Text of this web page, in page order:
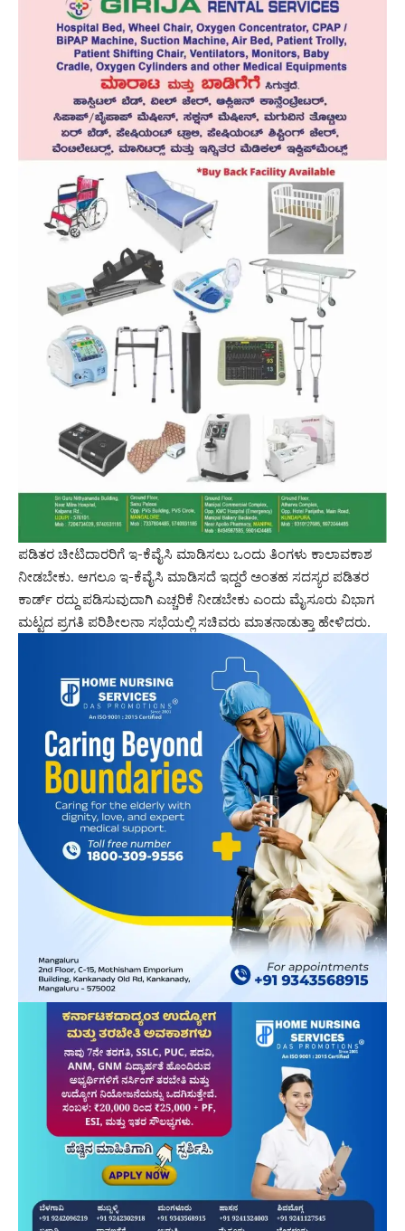
ಪಡಿತರ ಚೀಟಿದಾರರಿಗೆ ಇ-ಕೆವೈಸಿ ಮಾಡಿಸಲು ಒಂದು ತಿಂಗಳು ಕಾಲಾವಕಾಶ
ನೀಡಬೇಕು. ಆಗಲೂ ಇ-ಕೆವೈಸಿ ಮಾಡಿಸದೆ ಇದ್ದರೆ ಅಂತಹ ಸದಸ್ಯರ ಪಡಿತರ
ಕಾರ್ಡ್ ರದ್ದು ಪಡಿಸುವುದಾಗಿ ಎಚ್ಚರಿಕೆ ನೀಡಬೇಕು ಎಂದು ಮೈಸೂರು ವಿಭಾಗ
ಮಟ್ಟದ ಪ್ರಗತಿ ಪರಿಶೀಲನಾ ಸಭೆಯಲ್ಲಿ ಸಚಿವರು ಮಾತನಾಡುತ್ತಾ ಹೇಳಿದರು.